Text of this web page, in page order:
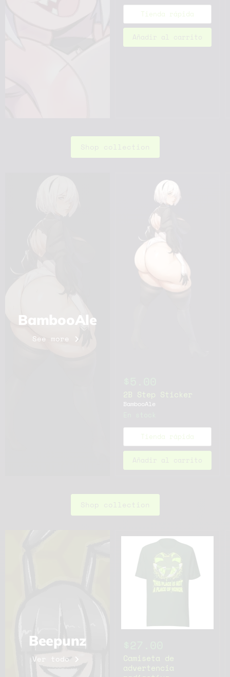
Tienda rápida
Añadir al carrito
Shop collection
BambooAle
See more
2B Step Sticker
BambooAle
Tienda rápida
Añadir al carrito
Shop collection
Beepunz
Ver todo
Camiseta de
advertencia